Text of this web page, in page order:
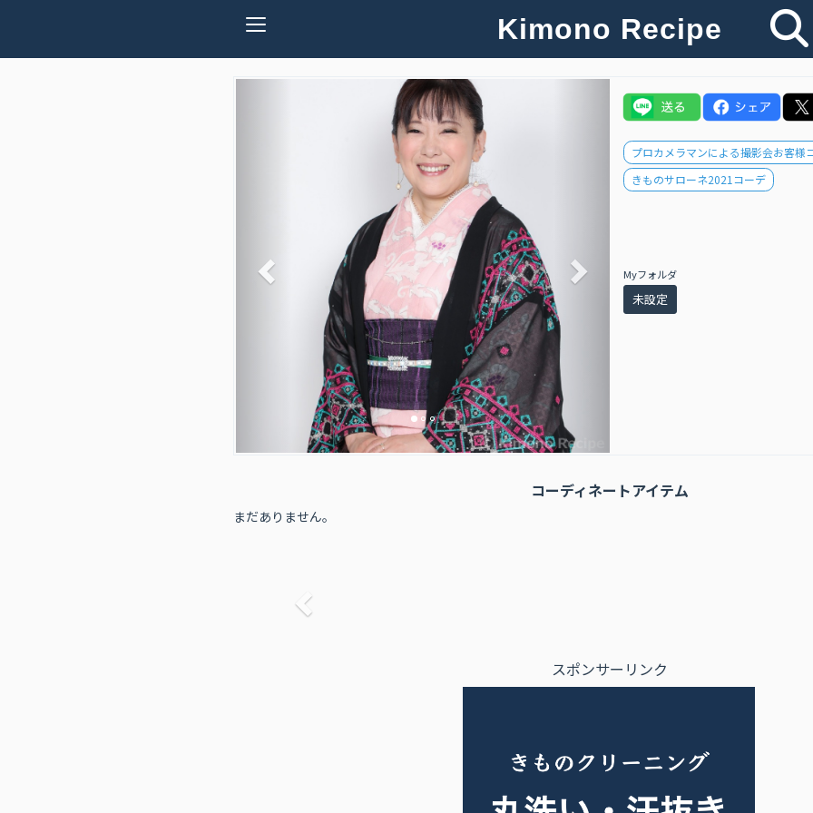
Kimono Recipe
プロカメラマンによる撮影会お客様
きものサローネ2021コーデ
Myフォルダ
未設定
コーディネートアイテム
まだありません。
スポンサーリンク